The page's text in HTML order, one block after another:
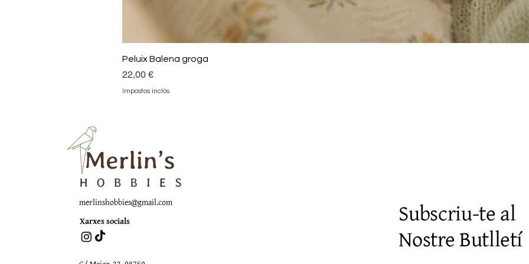
Peluix Balena groga
Preu
22,00 €
Impostos inclòs
merlinshobbies@gmail.com
Xarxes socials
Subscriu-te al
Nostre Butlletí